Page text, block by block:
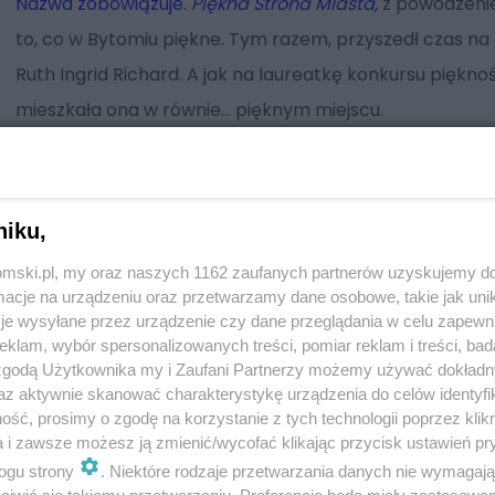
to, co w Bytomiu piękne. Tym razem, przyszedł czas
Ruth Ingrid Richard. A jak na laureatkę konkursu
mieszkała ona w równie… pięknym miejscu.
my oraz naszych 1162 zaufanych partnerów uzyskujemy
na urządzeniu oraz przetwarzamy dane osobowe, takie jak
wysyłane przez urządzenie czy dane przeglądania w celu
wybór spersonalizowanych treści, pomiar reklam i treści,
Użytkownika my i Zaufani Partnerzy możemy używać
aktywnie skanować charakterystykę urządzenia do celów
prosimy o zgodę na korzystanie z tych technologii poprzez
i zawsze możesz ją zmienić/wycofać klikając przycisk ustawień
strony
. Niektóre rodzaje przetwarzania danych nie